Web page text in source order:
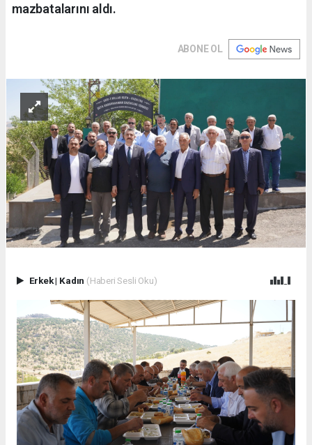
mazbatalarını aldı.
ABONE OL
Erkek| Kadın (Haberi Sesli Oku)